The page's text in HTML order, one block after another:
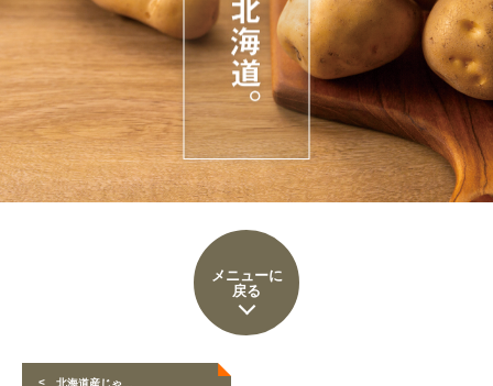
メニューに
戻る
<